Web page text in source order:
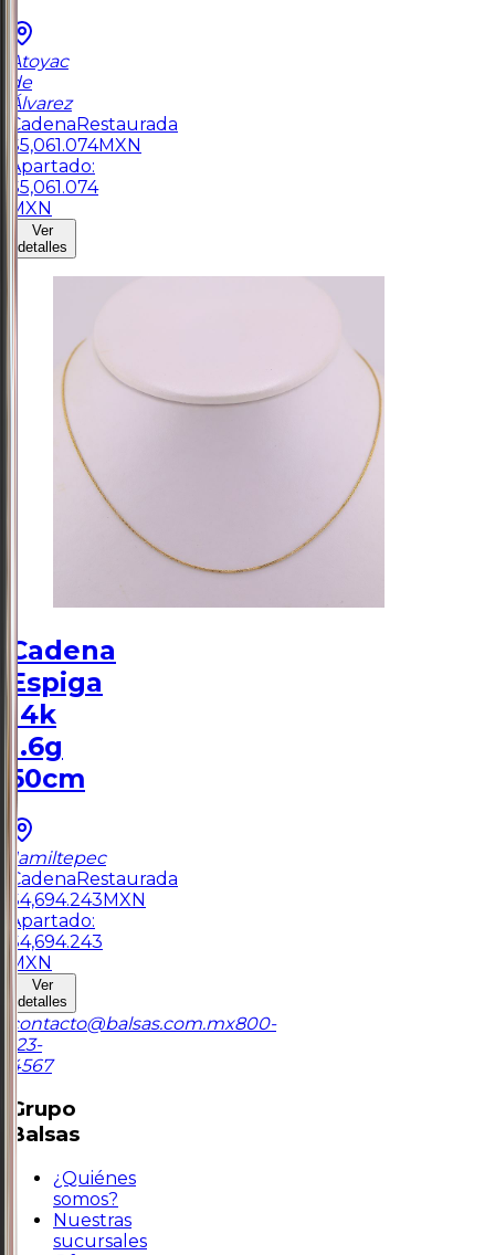
Atoyac
de
Álvarez
CadenaRestaurada
$5,061.074MXN
Apartado:
$5,061.074
MXN
Ver
detalles
Cadena
Espiga
14k
1.6g
50cm
Jamiltepec
CadenaRestaurada
$4,694.243MXN
Apartado:
$4,694.243
MXN
Ver
detalles
contacto@balsas.com.mx800-
123-
4567
Grupo
Balsas
¿Quiénes
somos?
Nuestras
sucursales